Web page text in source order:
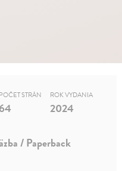
POČET STRÁN
64
ROK VYDANIA
2024
/ Paperback